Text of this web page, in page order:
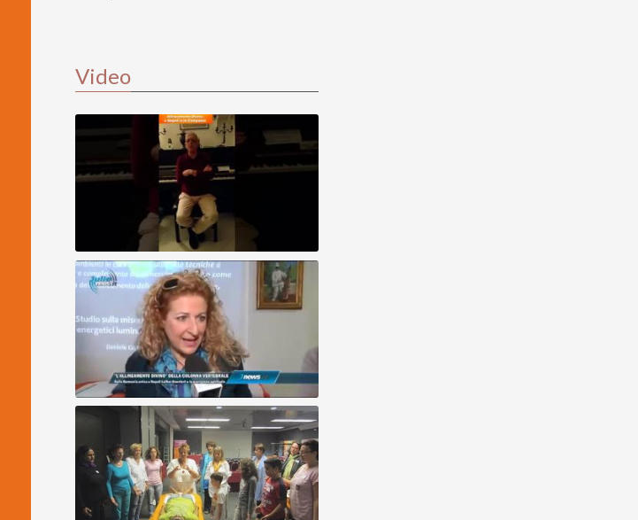
Video
Allineamento Divino - Claudio
Allineamento Divino Napoli